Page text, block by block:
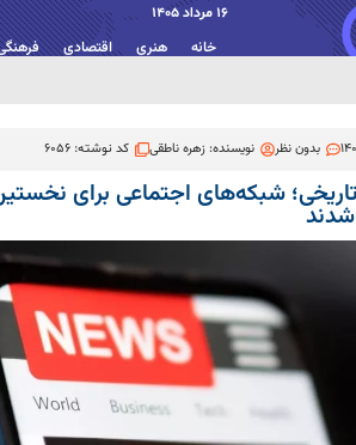
16 مرداد 1405
خانه هنری اقتصادی
بدون نظر نویسنده:زهره ناطقی کد نوشته: 6056
شبکه‌های اجتماعی برای